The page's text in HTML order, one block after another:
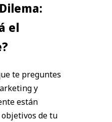
el
te preguntes
y
están
de tu